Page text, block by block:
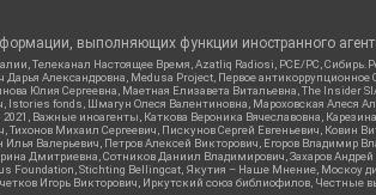
выполняющих функции иностранного
Телеканал Настоящее Время, Azatliq Radiosi, PCE/PC,
Дарья Александровна, Medusa Project, Первое
Юлия Сергеевна, Маетная Елизавета Витальевна, The
Istories fonds, Шмагун Олеся Валентиновна, Мароховская
Важные иноагенты, Каткова Вероника Вячеславовна,
Михаил Сергеевич, Пискунов Сергей Евгеньевич, Ковин
Валерьевич, Петров Алексей Викторович, Егоров
Дмитриевна, Сотников Даниил Владимирович, Захаров
Foundation, Stichting Bellingcat, Якутия – Наше Мнение, Москоу
Игорь Викторович, Иркутский союз библиофилов, Честные